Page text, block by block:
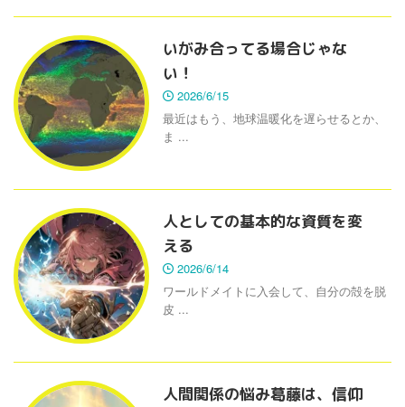
いがみ合ってる場合じゃな
い！
2026/6/15
最近はもう、地球温暖化を遅らせるとか、
ま ...
人としての基本的な資質を変
える
2026/6/14
ワールドメイトに入会して、自分の殻を脱
皮 ...
人間関係の悩み葛藤は、信仰